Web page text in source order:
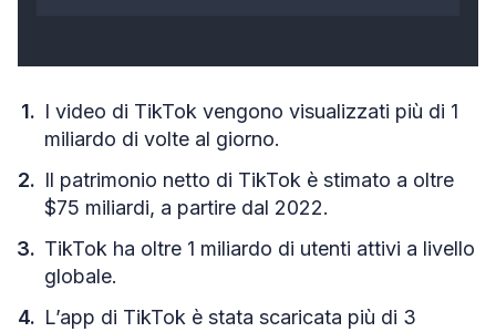
I video di TikTok vengono visualizzati più di 1
miliardo di volte al giorno.
Il patrimonio netto di TikTok è stimato a oltre
$75 miliardi, a partire dal 2022.
TikTok ha oltre 1 miliardo di utenti attivi a livello
globale.
L’app di TikTok è stata scaricata più di 3